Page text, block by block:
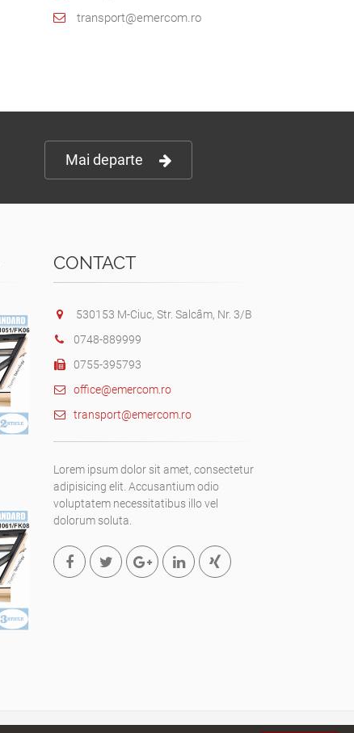
transport@emercom.ro
Mai departe
CONTACT
530153 M-Ciuc, Str. Salcâm, Nr. 3/B
0748-889999
0755-395793
office@emercom.ro
transport@emercom.ro
Lorem ipsum dolor sit amet, consectetur
adipisicing elit. Accusantium odio
voluptatem necessitatibus illo vel
dolorum soluta.